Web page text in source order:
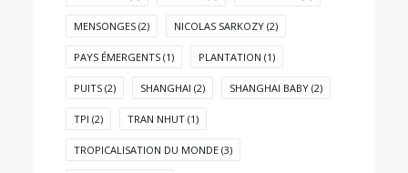
MENSONGES (2) NICOLAS SARKOZY (2)
PAYS ÉMERGENTS (1) PLANTATION (1)
PUITS (2) SHANGHAI (2) SHANGHAI BABY (2)
TPI (2) TRAN NHUT (1)
TROPICALISATION DU MONDE (3)